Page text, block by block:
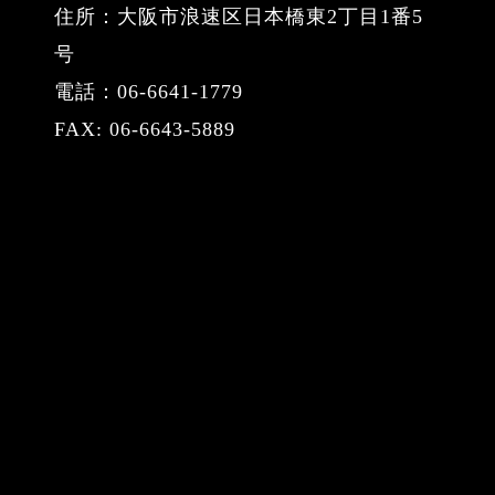
住所：大阪市浪速区日本橋東2丁目1番5
号
電話：06-6641-1779
FAX: 06-6643-5889